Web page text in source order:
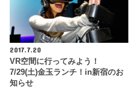
2017.7.20
VR空間に行ってみよう！
7/29(土)金玉ランチ！in新宿のお
知らせ